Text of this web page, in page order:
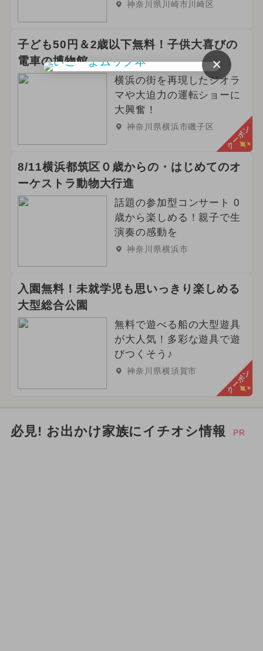
神奈川県川崎市川崎区
子ども50円＆2歳以下無料！子供大喜びの
電車の博物館
横浜の街を再現したジオラ
マや大迫力の運転ショーに
大興奮！
神奈川県横浜市磯子区 クーポン
8/11横浜都筑区０歳からの・はじめてのオ
ーケストラ動物大行進
話題の参加型コンサート 0
歳から楽しめる！親子で生
演奏の感動を
神奈川県横浜市
入園無料！未就学児も思いっきり楽しめる
大型総合公園
無料で遊べる船の大型遊具
が大人気！多彩な遊具で遊
びつくそう♪
神奈川県横須賀市 クーポン
必見! お出かけ家族にイチオシ情報 PR
×